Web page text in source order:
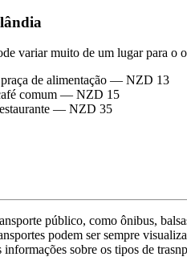
variar muito de um lugar para
de alimentação — NZD 13
comum — NZD 15
— NZD 35
público, como ônibus,
podem ser sempre
sobre os tipos de